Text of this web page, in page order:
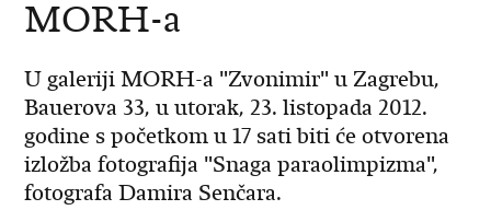
MORH-a
U galeriji MORH-a "Zvonimir" u Zagrebu,
Bauerova 33, u utorak, 23. listopada 2012.
godine s početkom u 17 sati biti će otvorena
izložba fotografija "Snaga paraolimpizma",
fotografa Damira Senčara.